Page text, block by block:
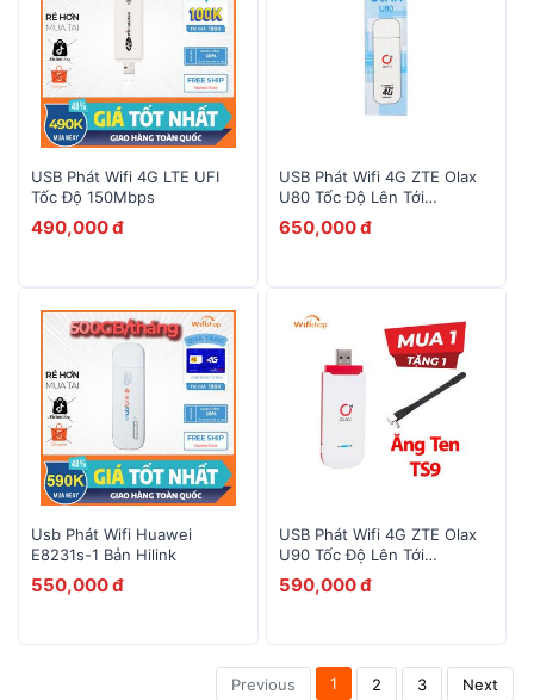
USB Phát Wifi 4G LTE UFI
Tốc Độ 150Mbps
490,000 đ
USB Phát Wifi 4G ZTE Olax
U80 Tốc Độ Lên Tới
150Mbps
650,000 đ
Usb Phát Wifi Huawei
E8231s-1 Bản Hilink
550,000 đ
USB Phát Wifi 4G ZTE Olax
U90 Tốc Độ Lên Tới
150Mbps
590,000 đ
Previous 1 2 3 Next